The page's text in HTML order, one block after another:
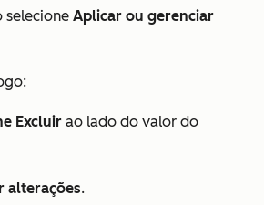
selecione Aplicar ou gerenciar
Excluir ao lado do valor do
alterações.